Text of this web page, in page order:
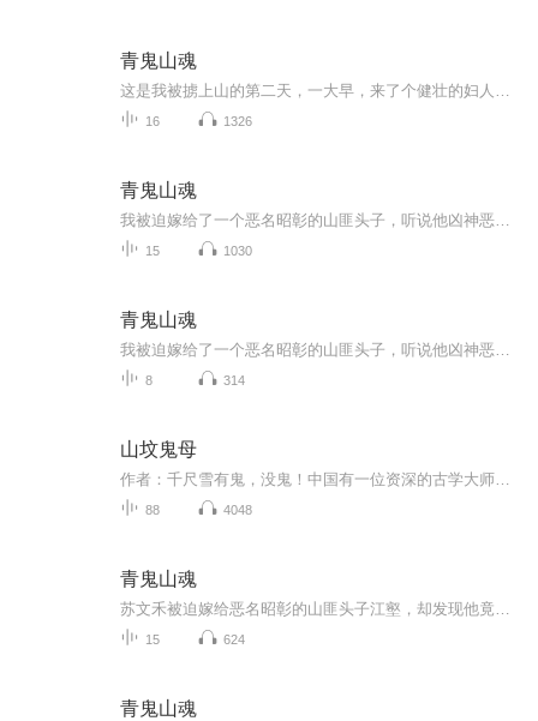
青鬼山魂
16 1326
青鬼山魂
15 1030
青鬼山魂
8 314
山坟鬼母
88 4048
青鬼山魂
15 624
青鬼山魂